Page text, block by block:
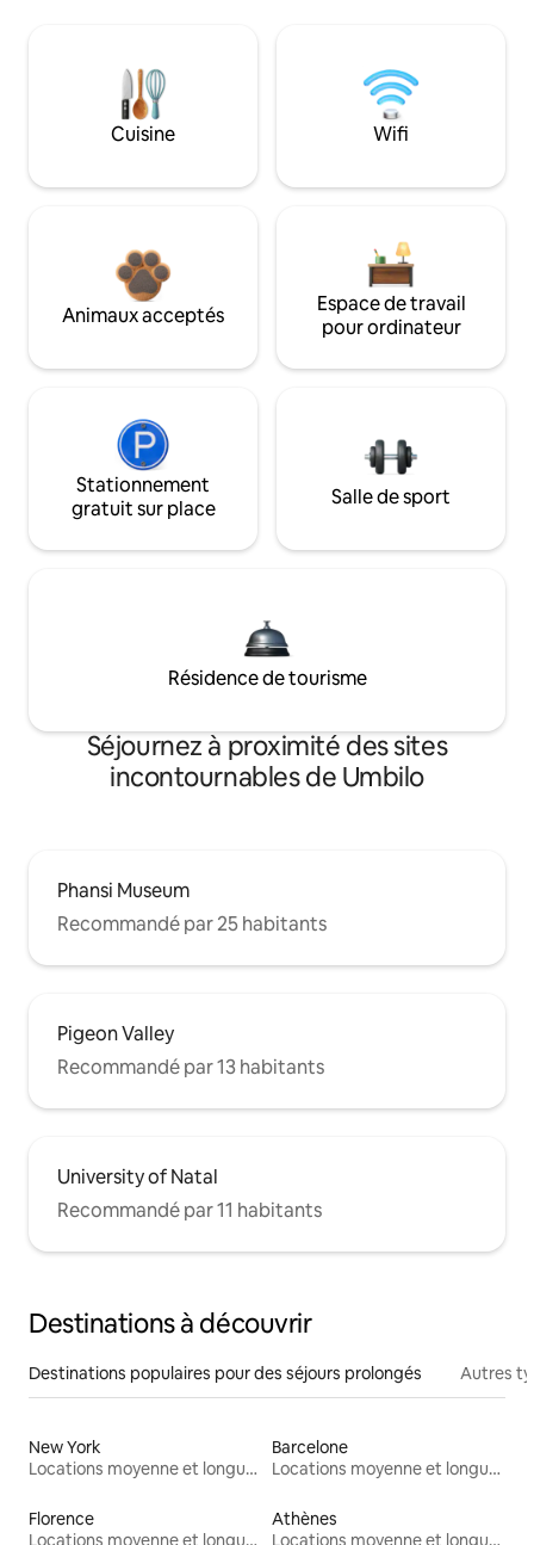
Cuisine Wifi
Animaux acceptés
Espace de travail
pour ordinateur
Stationnement
gratuit sur place
Salle de sport
Résidence de tourisme
Séjournez à proximité des sites
incontournables de Umbilo
Phansi Museum
Recommandé par 25 habitants
Pigeon Valley
Recommandé par 13 habitants
University of Natal
Recommandé par 11 habitants
Destinations à découvrir
Destinations populaires pour des séjours prolongés Autres
New York
Locations moyenne et longue durée
Barcelone
Locations moyenne et longue durée
Florence
Locations moyenne et longue durée
Athènes
Locations moyenne et longue durée